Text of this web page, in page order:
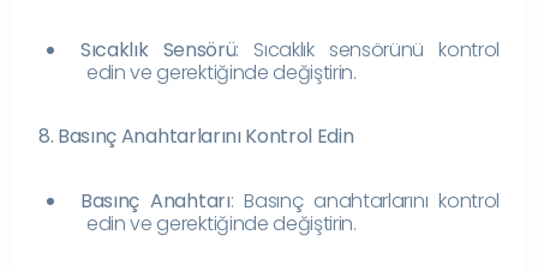
Sıcaklık Sensörü: Sıcaklık sensörünü kontrol
edin ve gerektiğinde değiştirin.
8. Basınç Anahtarlarını Kontrol Edin
Basınç Anahtarı: Basınç anahtarlarını kontrol
edin ve gerektiğinde değiştirin.